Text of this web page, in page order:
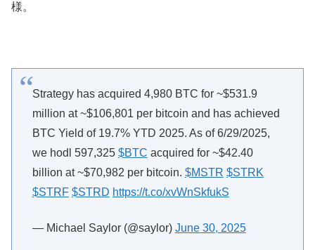
様。
Strategy has acquired 4,980 BTC for ~$531.9
million at ~$106,801 per bitcoin and has achieved
BTC Yield of 19.7% YTD 2025. As of 6/29/2025,
we hodl 597,325 $BTC acquired for ~$42.40
billion at ~$70,982 per bitcoin. $MSTR $STRK
$STRF $STRD https://t.co/xvWnSkfukS
— Michael Saylor (@saylor) June 30, 2025